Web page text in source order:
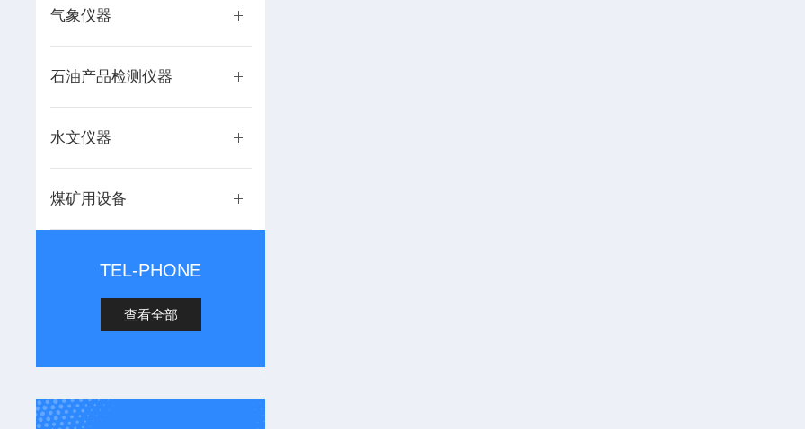
气象仪器
石油产品检测仪器
水文仪器
煤矿用设备
TEL-PHONE
查看全部